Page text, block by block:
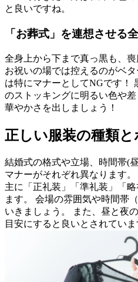
と良いですね。
「お葬式」を連想させる
全身上から下まで真っ黒も、
お祝いの場では控えるのがベ
は特にマナーとしてNGです！
のストッキングに明るい色や
華やかさを出しましょう！
正しい服装の種類と
結婚式の格式や立場、時間帯(
マナーがそれぞれ異なります。
主に「正礼装」「準礼装」「
ます。 会場の雰囲気や時間帯
いきましょう。 また、昼と夜
目安にすると良いとされていま